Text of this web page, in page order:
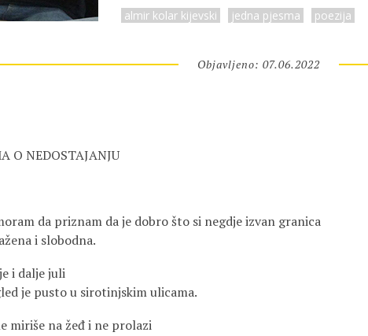
almir kolar kijevski jedna pjesma poezija
Objavljeno: 07.06.2022
O NEDOSTAJANJU
da priznam da je dobro što si negdje izvan granica
i slobodna.
i dalje juli
je pusto u sirotinjskim ulicama.
miriše na žeđ i ne prolazi